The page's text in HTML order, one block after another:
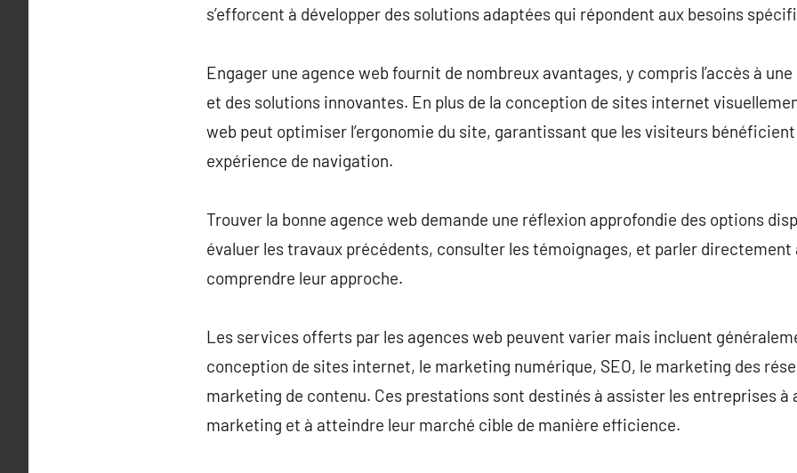
s’efforcent à développer des solutions adaptées qui répondent aux besoins
Engager une agence web fournit de nombreux avantages, y compris l’accès à
et des solutions innovantes. En plus de la conception de sites internet
web peut optimiser l’ergonomie du site, garantissant que les visiteurs bénéficient
expérience de navigation.
Trouver la bonne agence web demande une réflexion approfondie des options
évaluer les travaux précédents, consulter les témoignages, et parler directement
comprendre leur approche.
Les services offerts par les agences web peuvent varier mais incluent
conception de sites internet, le marketing numérique, SEO, le marketing des
marketing de contenu. Ces prestations sont destinés à assister les entreprises à
marketing et à atteindre leur marché cible de manière efficience.